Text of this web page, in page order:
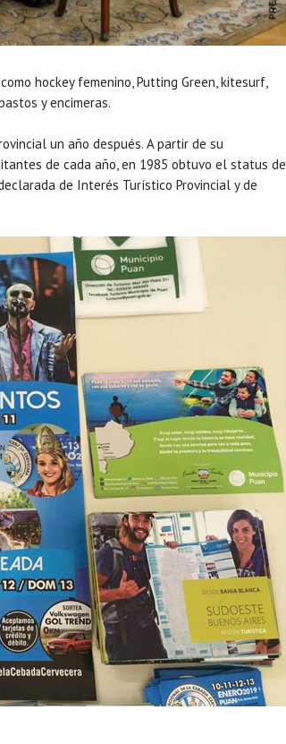
hockey femenino, Putting Green, kitesurf,
y encimeras.
un año después. A partir de su
de cada año, en 1985 obtuvo el status de
de Interés Turístico Provincial y de